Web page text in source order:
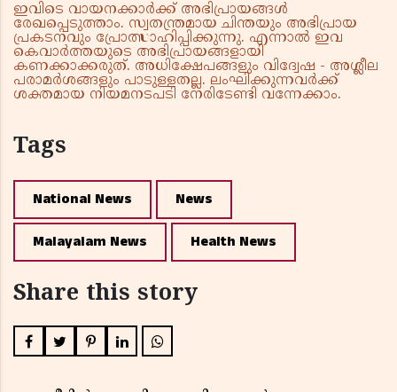
ഇവിടെ വായനക്കാർക്ക് അഭിപ്രായങ്ങൾ
രേഖപ്പെടുത്താം. സ്വതന്ത്രമായ ചിന്തയും അഭിപ്രായ
പ്രകടനവും പ്രോത്സാഹിപ്പിക്കുന്നു. എന്നാൽ ഇവ
കെവാർത്തയുടെ അഭിപ്രായങ്ങളായി
കണക്കാക്കരുത്. അധിക്ഷേപങ്ങളും വിദ്വേഷ - അശ്ലീല
പരാമർശങ്ങളും പാടുള്ളതല്ല. ലംഘിക്കുന്നവർക്ക്
ശക്തമായ നിയമനടപടി നേരിടേണ്ടി വന്നേക്കാം.
Tags
National News News
Malayalam News Health News
Share this story